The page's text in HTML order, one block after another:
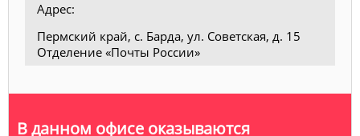
Адрес:
Пермский край, с. Барда, ул. Советская, д. 15
Отделение «Почты России»
В данном офисе оказываются